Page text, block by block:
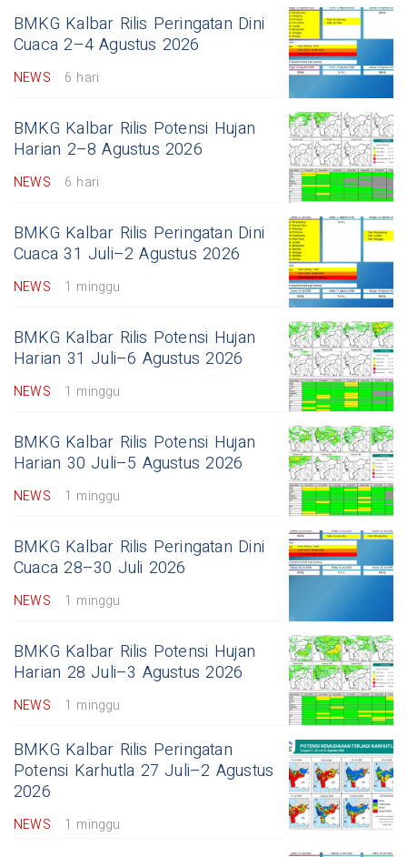
BMKG Kalbar Rilis Peringatan Dini
Cuaca 2–4 Agustus 2026
NEWS 6 hari
BMKG Kalbar Rilis Potensi Hujan
Harian 2–8 Agustus 2026
NEWS 6 hari
BMKG Kalbar Rilis Peringatan Dini
Cuaca 31 Juli–2 Agustus 2026
NEWS 1 minggu
BMKG Kalbar Rilis Potensi Hujan
Harian 31 Juli–6 Agustus 2026
NEWS 1 minggu
BMKG Kalbar Rilis Potensi Hujan
Harian 30 Juli–5 Agustus 2026
NEWS 1 minggu
BMKG Kalbar Rilis Peringatan Dini
Cuaca 28–30 Juli 2026
NEWS 1 minggu
BMKG Kalbar Rilis Potensi Hujan
Harian 28 Juli–3 Agustus 2026
NEWS 1 minggu
BMKG Kalbar Rilis Peringatan
Potensi Karhutla 27 Juli–2 Agustus
2026
NEWS 1 minggu